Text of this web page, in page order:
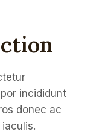
incididunt
donec ac